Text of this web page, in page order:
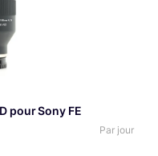
pour Sony FE
Par jour